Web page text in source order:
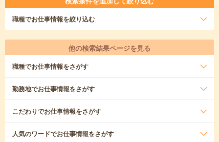
職種でお仕事情報を絞り込む
他の検索結果ページを見る
職種でお仕事情報をさがす
勤務地でお仕事情報をさがす
こだわりでお仕事情報をさがす
人気のワードでお仕事情報をさがす